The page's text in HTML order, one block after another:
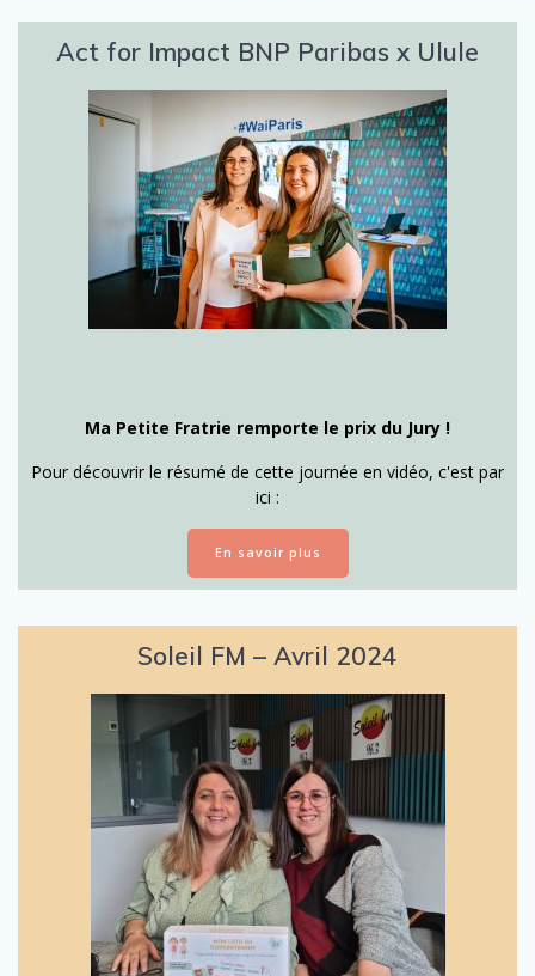
Act for Impact BNP Paribas x Ulule
Ma Petite Fratrie remporte le prix du Jury !
Pour découvrir le résumé de cette journée en vidéo, c'est par
ici :
En savoir plus
Soleil FM – Avril 2024